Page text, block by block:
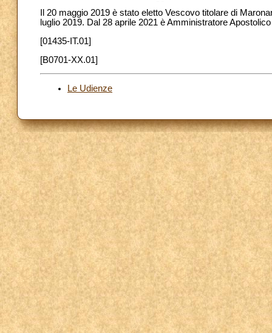
Il 20 maggio 2019 è stato eletto Vescovo titolare di
luglio 2019. Dal 28 aprile 2021 è Amministratore
[01435-IT.01]
[B0701-XX.01]
Le Udienze